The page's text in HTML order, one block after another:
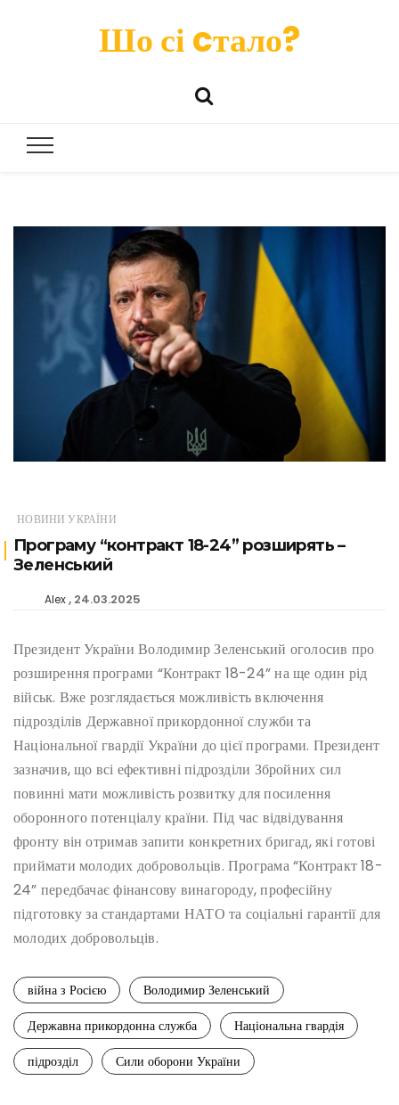
Шо сі cтало?
НОВИНИ УКРАЇНИ
Програму “контракт 18-24” розширять –
Зеленський
Alex 24.03.2025
Президент України Володимир Зеленський оголосив про
розширення програми “Контракт 18-24” на ще один рід
військ. Вже розглядається можливість включення
підрозділів Державної прикордонної служби та
Національної гвардії України до цієї програми. Президент
зазначив, що всі ефективні підрозділи Збройних сил
повинні мати можливість розвитку для посилення
оборонного потенціалу країни. Під час відвідування
фронту він отримав запити конкретних бригад, які готові
приймати молодих добровольців. Програма “Контракт 18-
24” передбачає фінансову винагороду, професійну
підготовку за стандартами НАТО та соціальні гарантії для
молодих добровольців.
війна з Росією
Володимир Зеленський
Державна прикордонна служба
Національна гвардія
підрозділ
Сили оборони України